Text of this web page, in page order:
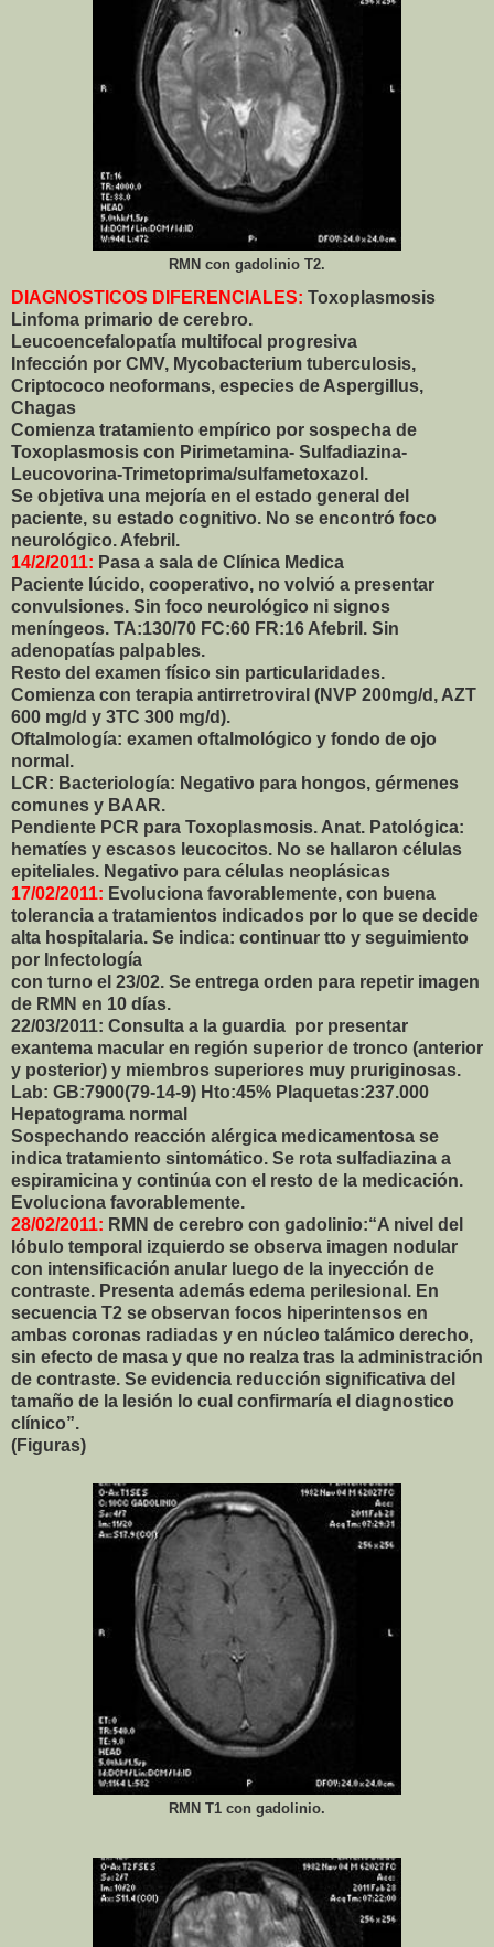
RMN con gadolinio T2.
DIAGNOSTICOS DIFERENCIALES: Toxoplasmosis
Linfoma primario de cerebro.
Leucoencefalopatía multifocal progresiva
Infección por CMV, Mycobacterium tuberculosis,
Criptococo neoformans, especies de Aspergillus,
Chagas
Comienza tratamiento empírico por sospecha de
Toxoplasmosis con Pirimetamina- Sulfadiazina-
Leucovorina-Trimetoprima/sulfametoxazol.
Se objetiva una mejoría en el estado general del
paciente, su estado cognitivo. No se encontró foco
neurológico. Afebril.
14/2/2011: Pasa a sala de Clínica Medica
Paciente lúcido, cooperativo, no volvió a presentar
convulsiones. Sin foco neurológico ni signos
meníngeos. TA:130/70 FC:60 FR:16 Afebril. Sin
adenopatías palpables.
Resto del examen físico sin particularidades.
Comienza con terapia antirretroviral (NVP 200mg/d, AZT
600 mg/d y 3TC 300 mg/d).
Oftalmología: examen oftalmológico y fondo de ojo
normal.
LCR: Bacteriología: Negativo para hongos, gérmenes
comunes y BAAR.
Pendiente PCR para Toxoplasmosis. Anat. Patológica:
hematíes y escasos leucocitos. No se hallaron células
epiteliales. Negativo para células neoplásicas
17/02/2011: Evoluciona favorablemente, con buena
tolerancia a tratamientos indicados por lo que se decide
alta hospitalaria. Se indica: continuar tto y seguimiento
por Infectología
con turno el 23/02. Se entrega orden para repetir imagen
de RMN en 10 días.
22/03/2011: Consulta a la guardia por presentar
exantema macular en región superior de tronco (anterior
y posterior) y miembros superiores muy pruriginosas.
Lab: GB:7900(79-14-9) Hto:45% Plaquetas:237.000
Hepatograma normal
Sospechando reacción alérgica medicamentosa se
indica tratamiento sintomático. Se rota sulfadiazina a
espiramicina y continúa con el resto de la medicación.
Evoluciona favorablemente.
28/02/2011: RMN de cerebro con gadolinio:“A nivel del
lóbulo temporal izquierdo se observa imagen nodular
con intensificación anular luego de la inyección de
contraste. Presenta además edema perilesional. En
secuencia T2 se observan focos hiperintensos en
ambas coronas radiadas y en núcleo talámico derecho,
sin efecto de masa y que no realza tras la administración
de contraste. Se evidencia reducción significativa del
tamaño de la lesión lo cual confirmaría el diagnostico
clínico”.
(Figuras)
RMN T1 con gadolinio.